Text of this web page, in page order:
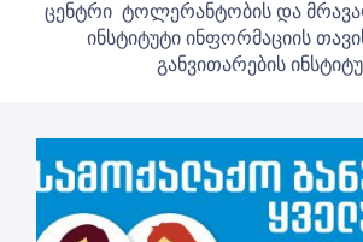
ცენტრი ტოლერანტობის და
ინსტიტუტი ინფორმაციის
განვითარების